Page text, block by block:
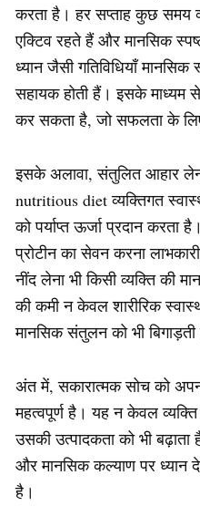
करता है। हर सप्ताह कुछ समय
एक्टिव रहते हैं और मानसिक
ध्यान जैसी गतिविधियाँ
सहायक होती हैं। इसके माध्यम
कर सकता है, जो सफलता के
इसके अलावा, संतुलित आहार
nutritious diet व्यक्तिगत
को पर्याप्त ऊर्जा प्रदान
प्रोटीन का सेवन करना
नींद लेना भी किसी व्यक्ति की
की कमी न केवल शारीरिक
मानसिक संतुलन को भी बिगाड़ती
अंत में, सकारात्मक सोच को
महत्वपूर्ण है। यह न केवल
उसकी उत्पादकता को भी
और मानसिक कल्याण पर ध्यान
है।